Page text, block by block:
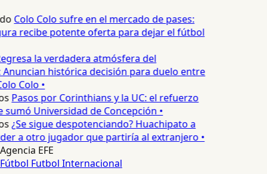
Colo Colo sufre en el mercado de pases:
recibe potente oferta para dejar el fútbol
la verdadera atmósfera del
histórica decisión para duelo entre
Colo •
Pasos por Corinthians y la UC: el refuerzo
Universidad de Concepción •
¿Se sigue despotenciando? Huachipato a
a otro jugador que partiría al extranjero •
Agencia EFE
Fútbol Futbol Internacional